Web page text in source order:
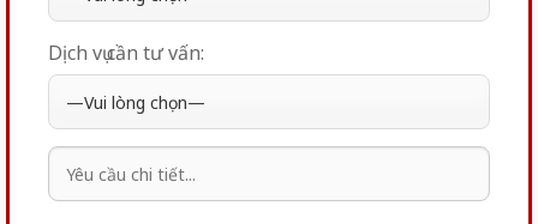
Dịch vụ cần tư vấn: